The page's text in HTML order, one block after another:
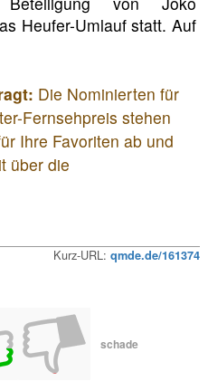
Heufer-Umlauf statt. Auf
Die Nominierten für
Fernsehpreis stehen
Ihre Favoriten ab und
über die
Kurz-URL: qmde.de/161374
schade